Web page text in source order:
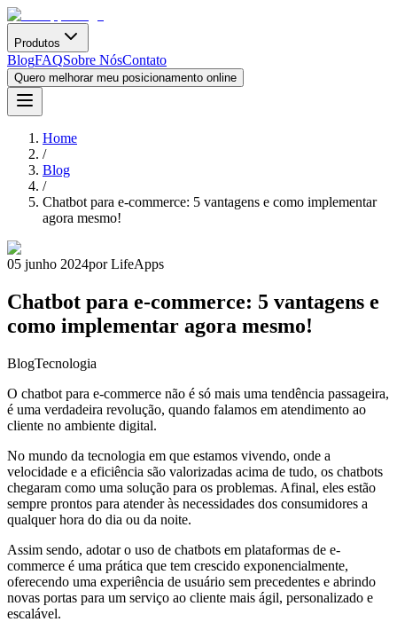
Produtos
BlogFAQSobre NósContato
Quero melhorar meu posicionamento online
Home
/
Blog
/
Chatbot para e-commerce: 5 vantagens e como implementar
agora mesmo!
05 junho 2024por LifeApps
Chatbot para e-commerce: 5 vantagens e
como implementar agora mesmo!
BlogTecnologia
O chatbot para e-commerce não é só mais uma tendência passageira,
é uma verdadeira revolução, quando falamos em atendimento ao
cliente no ambiente digital.
No mundo da tecnologia em que estamos vivendo, onde a
velocidade e a eficiência são valorizadas acima de tudo, os chatbots
chegaram como uma solução para os problemas. Afinal, eles estão
sempre prontos para atender às necessidades dos consumidores a
qualquer hora do dia ou da noite.
Assim sendo, adotar o uso de chatbots em plataformas de e-
commerce é uma prática que tem crescido exponencialmente,
oferecendo uma experiência de usuário sem precedentes e abrindo
novas portas para um serviço ao cliente mais ágil, personalizado e
escalável.